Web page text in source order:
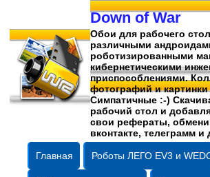
Down of War
Обои для рабочего
различными
роботизированными
кибернетическими
приспособлениями.
фотографийи картинки
Симпатичные :-)
рабочий стол и
свои рефераты,
вконтакте, телеграмм и
Главная Роботы ЛЕГО EV3 и